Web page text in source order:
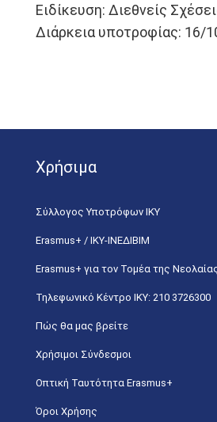
Ειδίκευση: Διεθνείς
Διάρκεια υποτροφίας: 16/
Χρήσιμα
Σύλλογος Υποτρόφων ΙΚΥ
Erasmus+ / ΙΚΥ-ΙΝΕΔΙΒΙΜ
Erasmus+ για τον Τομέα της
Τηλεφωνικό Κέντρο IKY: 210 3726300
Πώς θα μας βρείτε
Χρήσιμοι Σύνδεσμοι
Οπτική Ταυτότητα Erasmus+
Όροι Χρήσης